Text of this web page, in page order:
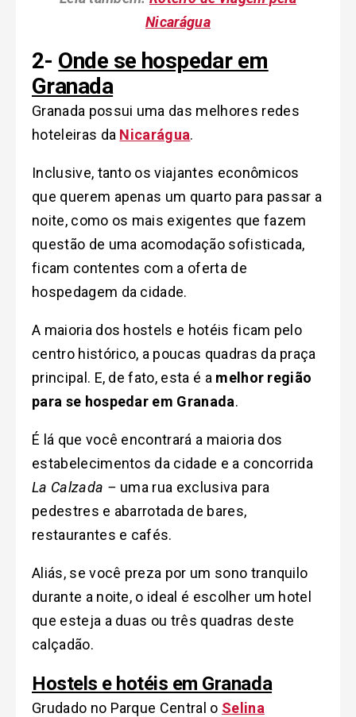
Nicarágua
2- Onde se hospedar em
Granada
Granada possui uma das melhores redes
hoteleiras da Nicarágua.
Inclusive, tanto os viajantes econômicos
que querem apenas um quarto para passar a
noite, como os mais exigentes que fazem
questão de uma acomodação sofisticada,
ficam contentes com a oferta de
hospedagem da cidade.
A maioria dos hostels e hotéis ficam pelo
centro histórico, a poucas quadras da praça
principal. E, de fato, esta é a melhor região
para se hospedar em Granada.
É lá que você encontrará a maioria dos
estabelecimentos da cidade e a concorrida
La Calzada – uma rua exclusiva para
pedestres e abarrotada de bares,
restaurantes e cafés.
Aliás, se você preza por um sono tranquilo
durante a noite, o ideal é escolher um hotel
que esteja a duas ou três quadras deste
calçadão.
Hostels e hotéis em Granada
Grudado no Parque Central o Selina